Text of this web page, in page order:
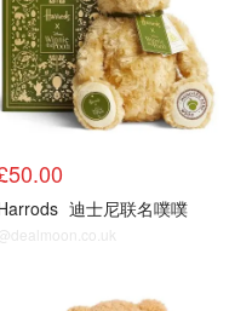
迪士尼联名噗噗
@dealmoon.co.uk